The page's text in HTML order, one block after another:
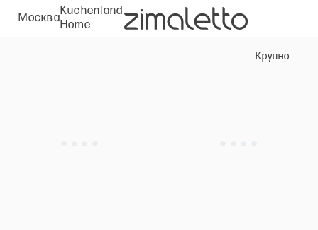
Москва
Kuchenland
Home
Крупно